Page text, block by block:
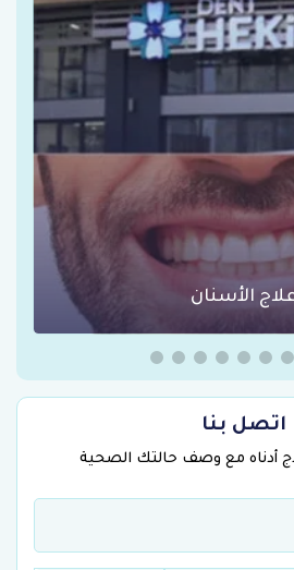
الأسنان
اتصل بنا
أدناه مع وصف حالتك الصحية